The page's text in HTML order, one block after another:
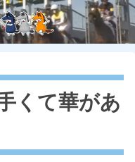
くて華があ